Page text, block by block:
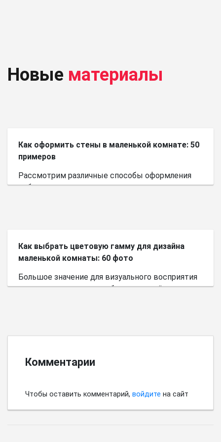
Новые материалы
Как оформить стены в маленькой комнате: 50
примеров
Рассмотрим различные способы оформления
небольшого пространства.
Как выбрать цветовую гамму для дизайна
маленькой комнаты: 60 фото
Большое значение для визуального восприятия
пространства имеет выбор цветовой палитры.
Комментарии
Чтобы оставить комментарий, войдите на сайт